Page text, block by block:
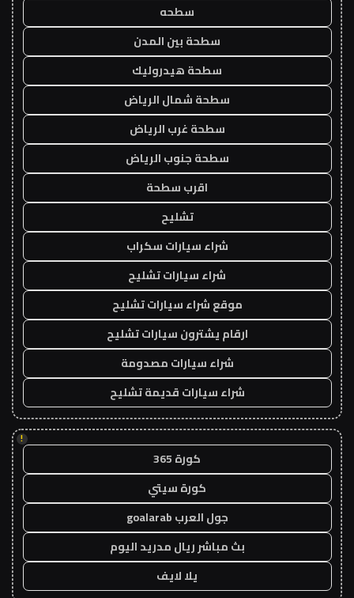
سطحه
سطحة بين المدن
سطحة هيدروليك
سطحة شمال الرياض
سطحة غرب الرياض
سطحة جنوب الرياض
اقرب سطحة
تشليح
شراء سيارات سكراب
شراء سيارات تشليح
موقع شراء سيارات تشليح
ارقام يشترون سيارات تشليح
شراء سيارات مصدومة
شراء سيارات قديمة تشليح
!
كورة 365
كورة سيتي
جول العرب goalarab
بث مباشر ريال مدريد اليوم
يلا لايف